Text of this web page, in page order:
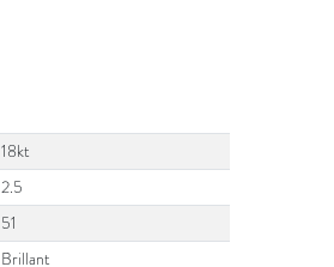
18kt
2.5
51
Brillant